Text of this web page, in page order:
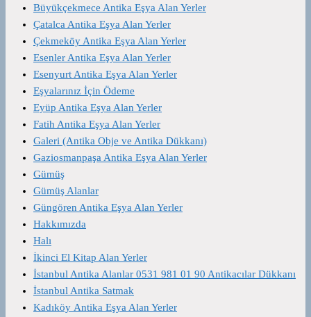
Büyükçekmece Antika Eşya Alan Yerler
Çatalca Antika Eşya Alan Yerler
Çekmeköy Antika Eşya Alan Yerler
Esenler Antika Eşya Alan Yerler
Esenyurt Antika Eşya Alan Yerler
Eşyalarınız İçin Ödeme
Eyüp Antika Eşya Alan Yerler
Fatih Antika Eşya Alan Yerler
Galeri (Antika Obje ve Antika Dükkanı)
Gaziosmanpaşa Antika Eşya Alan Yerler
Gümüş
Gümüş Alanlar
Güngören Antika Eşya Alan Yerler
Hakkımızda
Halı
İkinci El Kitap Alan Yerler
İstanbul Antika Alanlar 0531 981 01 90 Antikacılar Dükkanı
İstanbul Antika Satmak
Kadıköy Antika Eşya Alan Yerler